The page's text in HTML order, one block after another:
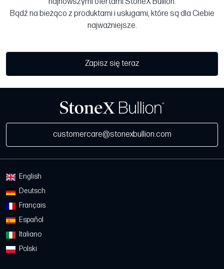
Bądź na bieżąco z produktami i usługami, które są dla Ciebie
najważniejsze.
Zapisz się teraz
customercare@stonexbullion.com
English
Deutsch
Français
Español
Italiano
Polski